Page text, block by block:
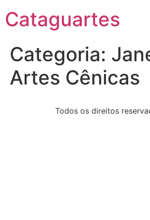
Cataguartes
Categoria:
Artes Cênicas
Todos os direitos